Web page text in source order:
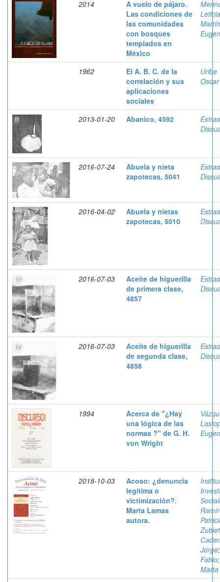
2014
A vuelo de pájaro.
Las condiciones de
las comunidades
con bosques
templados en
México
Leticia
1962
El A. B. C. de la
correlación y sus
aplicaciones
sociales
Uribe
Oscar
2013-01-20 Abanico, 4592
2016-07-24
Abuela y nieta
zapotecas, 5041
2016-04-02
Abuela y nietas
zapotecas, 5010
2016-07-03
Aceite de higuerilla
de primera clase,
4857
2016-07-03
Aceite de higuerilla
de segunda clase,
4858
1994
Acerca de "¿Hay
una lógica de las
normas ?" de G. H.
von Wright
2018-10-03
Acoso: ¿denuncia
legítima o
victimización?.
Marta Lamas
autora.
Jorge
Fabio
Marta